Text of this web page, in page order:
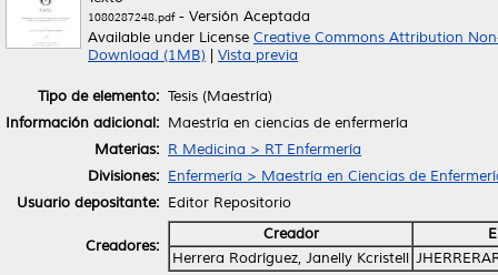
1080287248.pdf- Versión Aceptada
Available under License Creative Commons Attribution
Download (1MB)
Vista previa
Tipo de elemento: Tesis (Maestría)
Información adicional: Maestría en ciencias de enfermería
Materias: R Medicina > RT Enfermería
Divisiones: Enfermería > Maestría en Ciencias de
Usuario depositante: Editor Repositorio
Creadores:
Creador
Herrera Rodríguez, Janelly Kcristell